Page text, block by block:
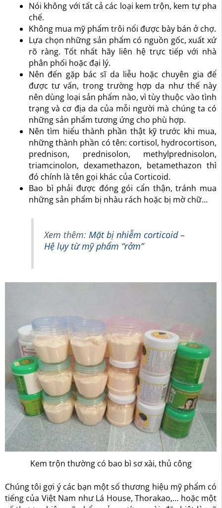
Nói không với tất cả các loại kem trộn, kem tự pha
chế.
Không mua mỹ phẩm trôi nổi được bày bán ở chợ.
Lựa chọn những sản phẩm có nguồn gốc, xuất xứ
rõ ràng. Tốt nhất hãy liên hệ trực tiếp với nhà
phân phối hoặc đại lý.
Nên đến gặp bác sĩ da liễu hoặc chuyên gia để
được tư vấn, trong trường hợp da như thế này
nên dùng loại sản phẩm nào, vì tùy thuộc vào tình
trạng và cơ địa da của mỗi người mà chúng ta có
những sản phẩm tương ứng cho phù hợp.
Nên tìm hiểu thành phần thật kỹ trước khi mua,
những thành phần có tên: cortisol, hydrocortison,
prednison, prednisolon, methylprednisolon,
triamcinolon, dexamethazon, betamethazon thì
đó chính là tên gọi khác của Corticoid.
Bao bì phải được đóng gói cẩn thận, tránh mua
những sản phẩm bị nhàu rách hoặc bị mờ chữ…
Xem thêm: Mặt bị nhiễm corticoid –
Hệ lụy từ mỹ phẩm “rởm”
Kem trộn thường có bao bì sơ xài, thủ công
Chúng tôi gợi ý các bạn một số thương hiệu mỹ phẩm có
tiếng của Việt Nam như Lá House, Thorakao,… hoặc một